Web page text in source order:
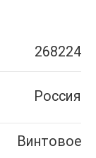
268224
Россия
Винтовое